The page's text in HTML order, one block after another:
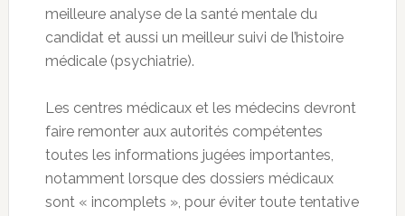
meilleure analyse de la santé mentale du
candidat et aussi un meilleur suivi de l’histoire
médicale (psychiatrie).
Les centres médicaux et les médecins devront
faire remonter aux autorités compétentes
toutes les informations jugées importantes,
notamment lorsque des dossiers médicaux
sont « incomplets », pour éviter toute tentative